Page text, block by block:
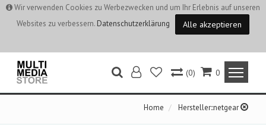
Wir verwenden Cookies zu Werbezwecken und um Ihr Erlebnis auf unseren
Websites zu verbessern. Datenschutzerklärung Alle akzeptieren
0
(0)
Home Hersteller::netgear